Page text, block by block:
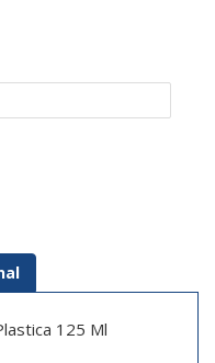
125 Ml